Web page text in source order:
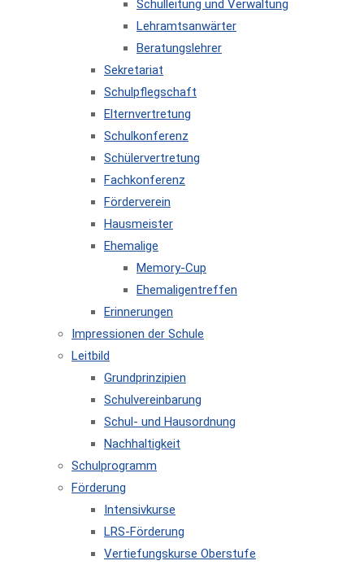
Schulleitung und Verwaltung
Lehramtsanwärter
Beratungslehrer
Sekretariat
Schulpflegschaft
Elternvertretung
Schulkonferenz
Schülervertretung
Fachkonferenz
Förderverein
Hausmeister
Ehemalige
Memory-Cup
Ehemaligentreffen
Erinnerungen
Impressionen der Schule
Leitbild
Grundprinzipien
Schulvereinbarung
Schul- und Hausordnung
Nachhaltigkeit
Schulprogramm
Förderung
Intensivkurse
LRS-Förderung
Vertiefungskurse Oberstufe